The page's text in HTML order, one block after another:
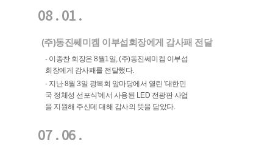
08 . 01 .
(주)동진쎄미켐 이부섭회장에게 감사패 전달
- 이종찬 회장은 8월1일, (주)동진쎄미켐 이부섭
회장에게 감사패를 전달했다.
- 지난 8월 3일 광복회 앞마당에서 열린 '대한민
국 정체성 선포식'에서 사용된 LED 전광판 사업
을 지원해 주신데 대해 감사의 뜻을 담았다.
07 . 06 .